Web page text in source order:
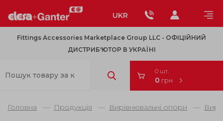
UKR
Fittings Accessories Marketplace Group LLC - OФІЦІЙНИЙ
ДИСТРИБ'ЮТОР В УКРАЇНІ
0 шт.
0 грн
Головна Продукція Вирівнювальні опори